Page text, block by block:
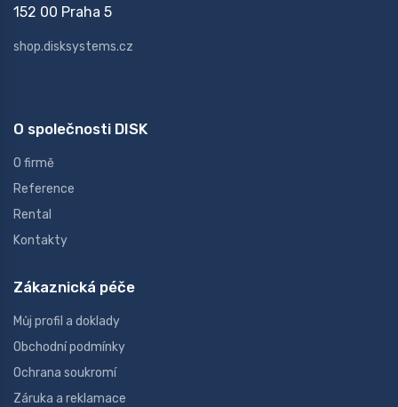
152 00 Praha 5
shop.disksystems.cz
O společnosti DISK
O firmě
Reference
Rental
Kontakty
Zákaznická péče
Můj profil a doklady
Obchodní podmínky
Ochrana soukromí
Záruka a reklamace